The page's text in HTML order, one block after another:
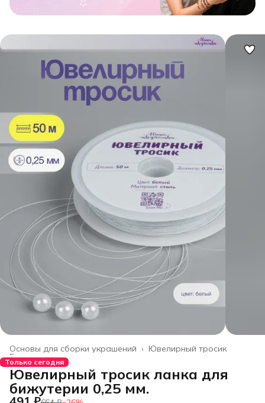
Ювелирный тросик
Основы для сборки украшений ›
Главная ›
Только сегодня
Ювелирный тросик ланка для
бижутерии 0,25 мм.